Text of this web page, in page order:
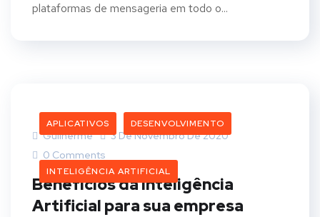
plataformas de mensageria em todo o...
APLICATIVOS DESENVOLVIMENTO
INTELIGÊNCIA ARTIFICIAL
Guilherme
3 De Novembro De 2020
0 Comments
Benefícios da Inteligência
Artificial para sua empresa